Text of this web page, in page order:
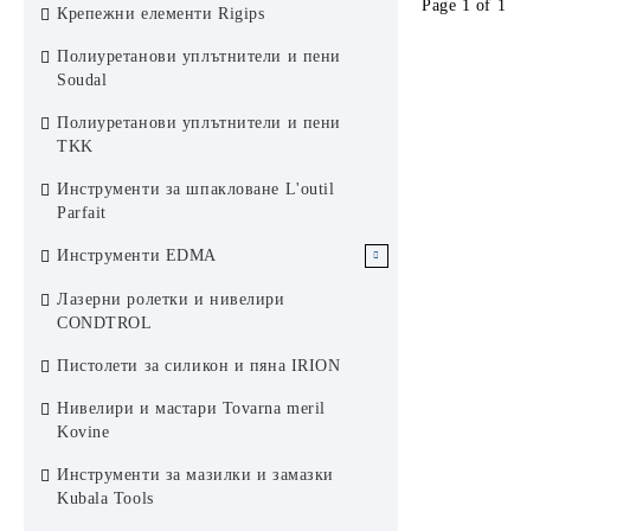
Отдушници за плосък покрив
Дистанционери за плосък
wedi
Ревизионни отвори Rug Alunova
Ревизионни отвори Rug AluPlana
Пожароустойчиви ревизионни
отвори Rug Semin
Ревизионни капаци Rug Semin
Ревизионен капак неръждаема
стомана Rug Semin
Ревизионен капак поцинкован
Крепежни елементи Rigips
Полиуретанови уплътнители и пени
Soudal
Полиуретанови уплътнители и пени
TKK
Инструменти за шпакловане L'outil
Parfait
Инструменти EDMA
Инструменти за Сухо строителство
EDMA
Инструменти за плочки EDMA
Инструменти за фасади EDMA
Инструменти за покриви EDMA
Лазерни ролетки и нивелири
CONDTROL
Пистолети за силикон и пяна IRION
Нивелири и мастари Tovarna meril
Kovine
Инструменти за мазилки и замазки
Kubala Tools
Page 1 of 1